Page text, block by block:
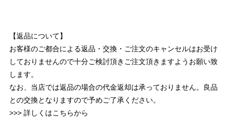
【返品について】
お客様のご都合による返品・交換・ご注文のキャンセルはお受け
しておりませんので十分ご検討頂きご注文頂きますようお願い致
します。
なお、当店では返品の場合の代金返却は承っておりません。良品
との交換となりますので予めご了承ください。
>>> 詳しくはこちらから